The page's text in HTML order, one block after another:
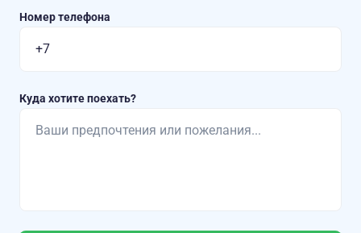
Номер телефона
Куда хотите поехать?